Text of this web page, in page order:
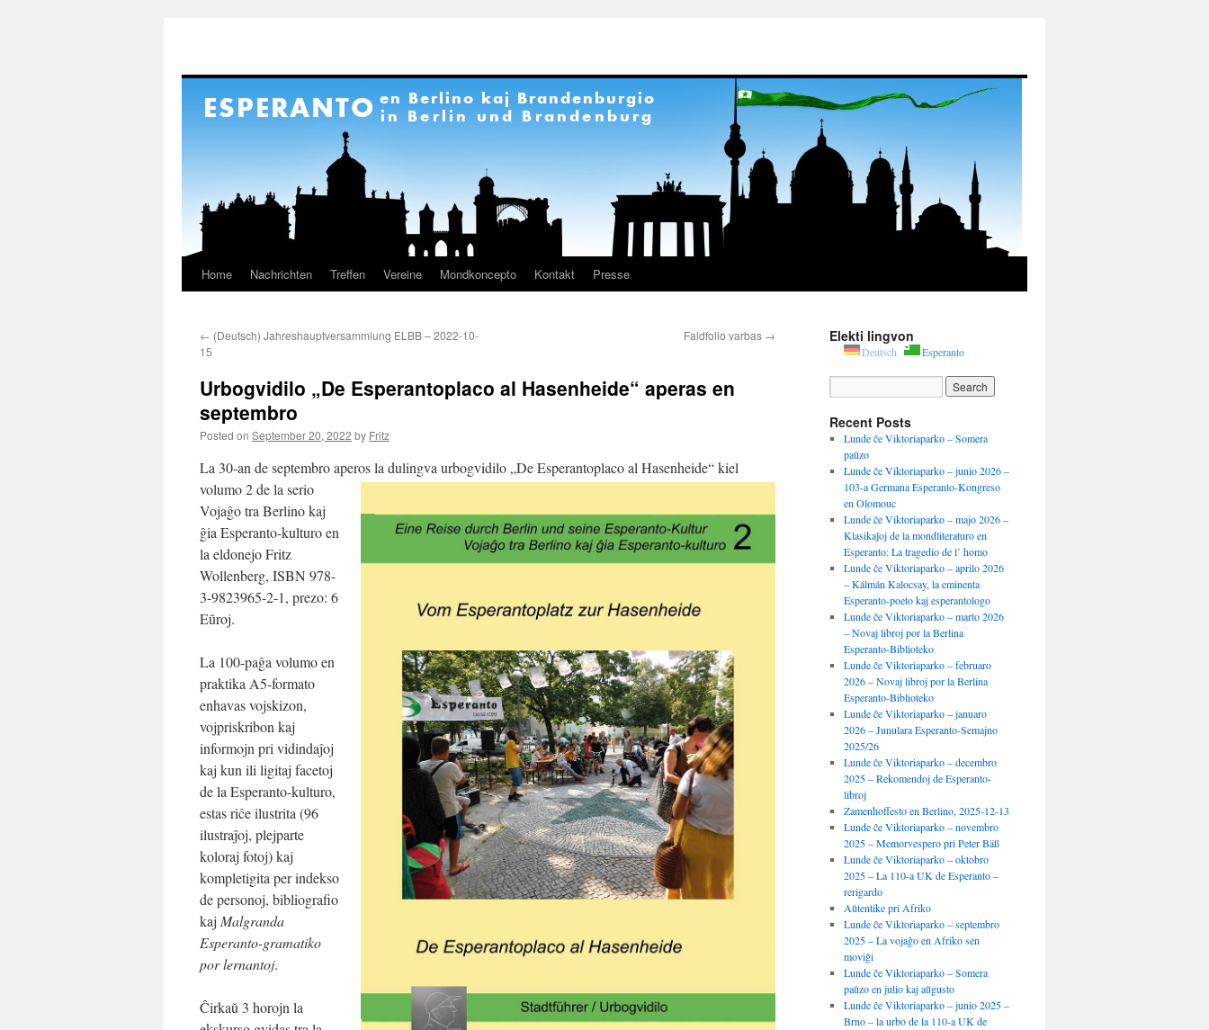
Skip
content
Home Nachrichten Treffen Vereine Mondkoncepto Kontakt Presse
← (Deutsch) Jahreshauptversammlung ELBB – 2022-10-
15
Faldfolio varbas →
Urbogvidilo „De Esperantoplaco al Hasenheide“ aperas en
septembro
Posted on September 20, 2022 by Fritz
La 30-an de septembro aperos la dulingva urbogvidilo „De Esperantoplaco al Hasenheide“kiel
volumo 2 de la serio
Vojaĝo tra Berlino kaj
ĝia Esperanto-kulturo en
la eldonejo Fritz
Wollenberg, ISBN 978-
3-9823965-2-1, prezo: 6
Eŭroj.
La 100-paĝa volumo en
praktika A5-formato
enhavas vojskizon,
vojpriskribon kaj
informojn pri vidindaĵoj
kaj kun ili ligitaj facetoj
de la Esperanto-kulturo,
estas riĉe ilustrita (96
ilustraĵoj, plejparte
koloraj fotoj) kaj
kompletigita per indekso
de personoj, bibliografio
kaj Malgranda
Esperanto-gramatiko
por lernantoj.
Ĉirkaŭ 3 horojn la
Elekti lingvon
Deutsch Esperanto
Recent Posts
Lunde ĉe Viktoriaparko – Somera
paŭzo
Lunde ĉe Viktoriaparko – junio 2026 –
103-a Germana Esperanto-Kongreso
en Olomouc
Lunde ĉe Viktoriaparko – majo 2026 –
Klasikaĵoj de la mondliteraturo en
Esperanto: La tragedio de l’ homo
Lunde ĉe Viktoriaparko – aprilo 2026
– Kálmán Kalocsay, la eminenta
Esperanto-poeto kaj esperantologo
Lunde ĉe Viktoriaparko – marto 2026
– Novaj libroj por la Berlina
Esperanto-Biblioteko
Lunde ĉe Viktoriaparko – februaro
2026 – Novaj libroj por la Berlina
Esperanto-Biblioteko
Lunde ĉe Viktoriaparko – januaro
2026 – Junulara Esperanto-Semajno
2025/26
Lunde ĉe Viktoriaparko – decembro
2025 – Rekomendoj de Esperanto-
libroj
Zamenhoffesto en Berlino, 2025-12-13
Lunde ĉe Viktoriaparko – novembro
2025 – Memorvespero pri Peter Bäß
Lunde ĉe Viktoriaparko – oktobro
2025 – La 110-a UK de Esperanto –
rerigardo
Aŭtentike pri Afriko
Lunde ĉe Viktoriaparko – septembro
2025 – La vojaĝo en Afriko sen
moviĝi
Lunde ĉe Viktoriaparko – Somera
paŭzo en julio kaj aŭgusto
Lunde ĉe Viktoriaparko – junio 2025 –
Brno – la urbo de la 110-a UK de